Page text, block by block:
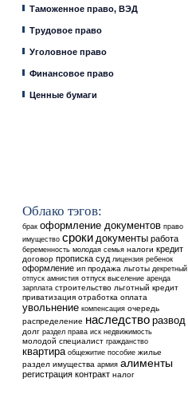
Таможенное право, ВЭД
Трудовое право
Уголовное право
Финансовое право
Ценные бумаги
Облако тэгов:
брак оформление документов право
имущество сроки документы работа
беременность молодая семья налоги кредит
договор прописка суд лицензия ребенок
оформление ип продажа льготы декретный
отпуск амнистия отпуск выселение аренда
зарплата строительство льготный кредит
приватизация отработка оплата
увольнение компенсация очередь
распределение наследство развод
долг раздел права иск недвижимость
молодой специалист гражданство
квартира общежитие пособие жилье
раздел имущества армия алименты
регистрация контракт налог